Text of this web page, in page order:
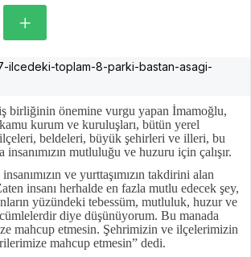
birliğinin önemine vurgu yapan İmamoğlu,
kurum ve kuruluşları, bütün yerel
beldeleri, büyük şehirleri ve illeri, bu
insanımızın mutluluğu ve huzuru için çalışır.
ve yurttaşımızın takdirini alan
insanı herhalde en fazla mutlu edecek şey,
yüzündeki tebessüm, mutluluk, huzur ve
diye düşünüyorum. Bu manada
mahcup etmesin. Şehrimizin ve ilçelerimizin
mahcup etmesin” dedi.